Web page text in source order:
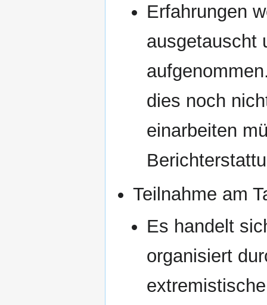
Erfahrungen
ausgetauscht
dies noch
einarbeiten
Teilnahme am
Es handelt
organisiert